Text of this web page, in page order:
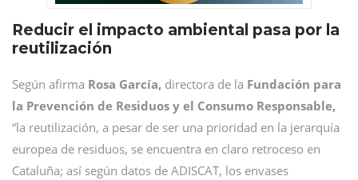
Reducir el impacto ambiental pasa por la
reutilización
Según afirma Rosa García, directora de la Fundación para
la Prevención de Residuos y el Consumo Responsable,
“la reutilización, a pesar de ser una prioridad en la jerarquía
europea de residuos, se encuentra en claro retroceso en
Cataluña; así según datos de ADISCAT, los envases